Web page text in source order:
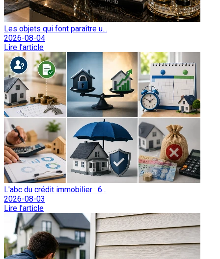
Les objets qui font paraître u...
2026-08-04
Lire l'article
L'abc du crédit immobilier : 6...
2026-08-03
Lire l'article